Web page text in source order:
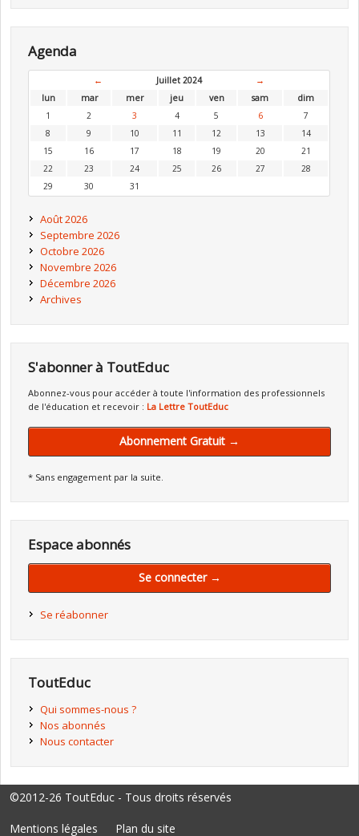
Agenda
← Juillet 2024
→
lun
mar mer jeu ven sam
dim
1
2 3 4 5 6
7
8
9 10 11 12 13
14
15
16 17 18 19 20
21
22
23 24 25 26 27
28
29
30 31
Août 2026
Septembre 2026
Octobre 2026
Novembre 2026
Décembre 2026
Archives
S'abonner à ToutEduc
Abonnez-vous pour accéder à toute l'information des professionnels
de l'éducation et recevoir : La Lettre ToutEduc
Abonnement Gratuit →
* Sans engagement par la suite.
Espace abonnés
Se connecter →
Se réabonner
ToutEduc
Qui sommes-nous ?
Nos abonnés
Nous contacter
©2012-26 ToutEduc - Tous droits réservés
Mentions légales Plan du site